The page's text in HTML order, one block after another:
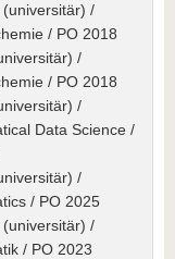
(universitär) /
/ PO 2018
/
/ PO 2018
/
Data Science /
/
/ PO 2025
(universitär) /
/ PO 2023